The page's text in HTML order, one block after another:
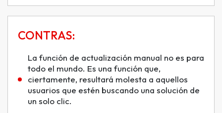
CONTRAS:
La función de actualización manual no es para
todo el mundo. Es una función que,
ciertamente, resultará molesta a aquellos
usuarios que estén buscando una solución de
un solo clic.